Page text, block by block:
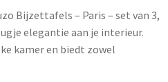
Bijzettafels – Paris – set van 3,
elegantie aan je interieur.
kamer en biedt zowel